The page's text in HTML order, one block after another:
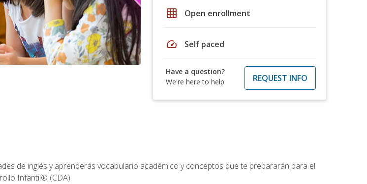
grid_on Open enrollment
speed Self paced
Have a question?
We're here to help
REQUEST INFO
de inglés y aprenderás vocabulario académico y conceptos que te prepararán para el
Infantil® (CDA).